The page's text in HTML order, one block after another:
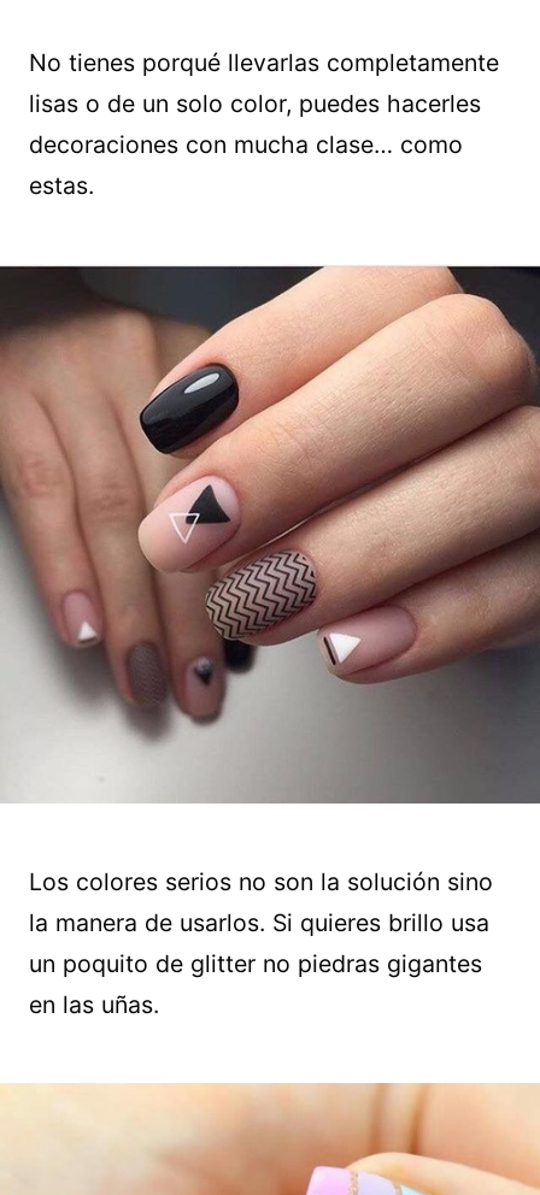
No tienes porqué llevarlas completamente
lisas o de un solo color, puedes hacerles
decoraciones con mucha clase… como
estas.
Los colores serios no son la solución sino
la manera de usarlos. Si quieres brillo usa
un poquito de glitter no piedras gigantes
en las uñas.